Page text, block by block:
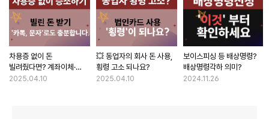
차용증 없이 돈
빌려줬다면? 계좌이체·
카톡만으로도 민사소송
2025.04.10
💥 동업자의 회사 돈 사용,
횡령 고소 되나요?
2025.04.10
보이스피싱 등 배상명령?
배상명령각하 의미?
2024.11.26